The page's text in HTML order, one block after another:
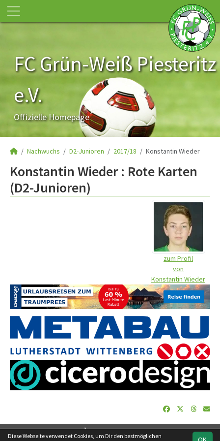
FC Grün-Weiß Piesteritz
e.V.
Offizielle Homepage
Nachwuchs D2-Junioren 2017/18 Konstantin Wieder
Konstantin Wieder : Rote Karten
(D2-Junioren)
zum Profil
von
Konstantin Wieder
soccero.de
Diese Webseite verwendet Cookies, um Dir den bestmöglichen